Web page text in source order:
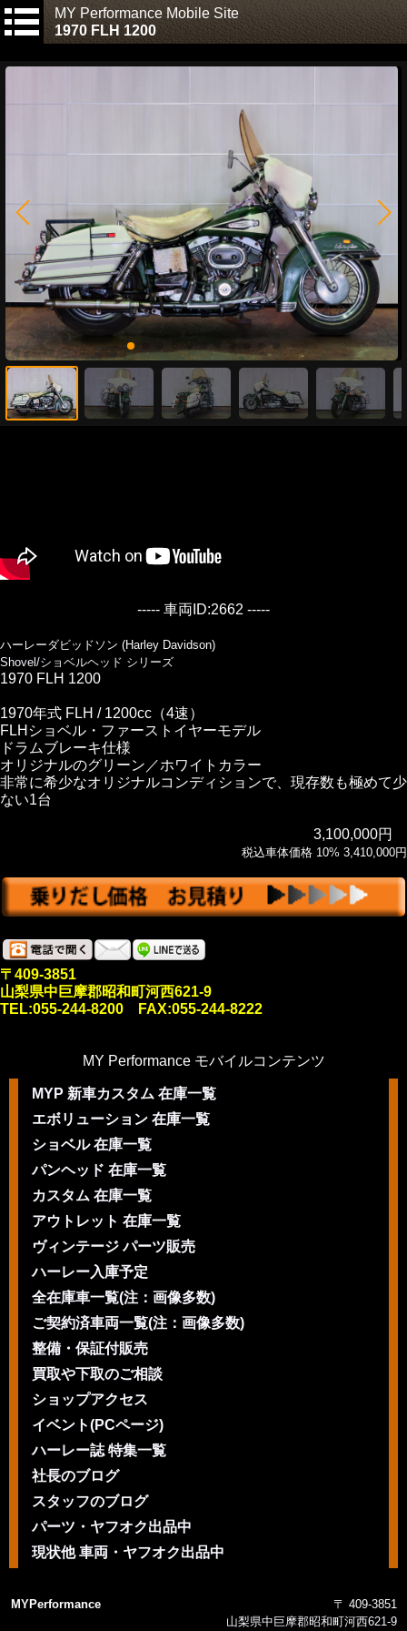
MY Performance Mobile Site
1970 FLH 1200
----- 車両ID:2662 -----
ハーレーダビッドソン (Harley Davidson)
Shovel/ショベルヘッド シリーズ
1970 FLH 1200
1970年式 FLH / 1200cc（4速）
FLHショベル・ファーストイヤーモデル
ドラムブレーキ仕様
オリジナルのグリーン／ホワイトカラー
非常に希少なオリジナルコンディションで、現存数も極めて少
ない1台
3,100,000円
税込車体価格 10% 3,410,000円
〒409-3851
山梨県中巨摩郡昭和町河西621-9
TEL:055-244-8200 FAX:055-244-8222
MY Performance モバイルコンテンツ
MYP 新車カスタム 在庫一覧
エボリューション 在庫一覧
ショベル 在庫一覧
パンヘッド 在庫一覧
カスタム 在庫一覧
アウトレット 在庫一覧
ヴィンテージ パーツ販売
ハーレー入庫予定
全在庫車一覧(注：画像多数)
ご契約済車両一覧(注：画像多数)
整備・保証付販売
買取や下取のご相談
ショップアクセス
イベント(PCページ)
ハーレー誌 特集一覧
社長のブログ
スタッフのブログ
パーツ・ヤフオク出品中
現状他 車両・ヤフオク出品中
MYPerformance
〒 409-3851
山梨県中巨摩郡昭和町河西621-9